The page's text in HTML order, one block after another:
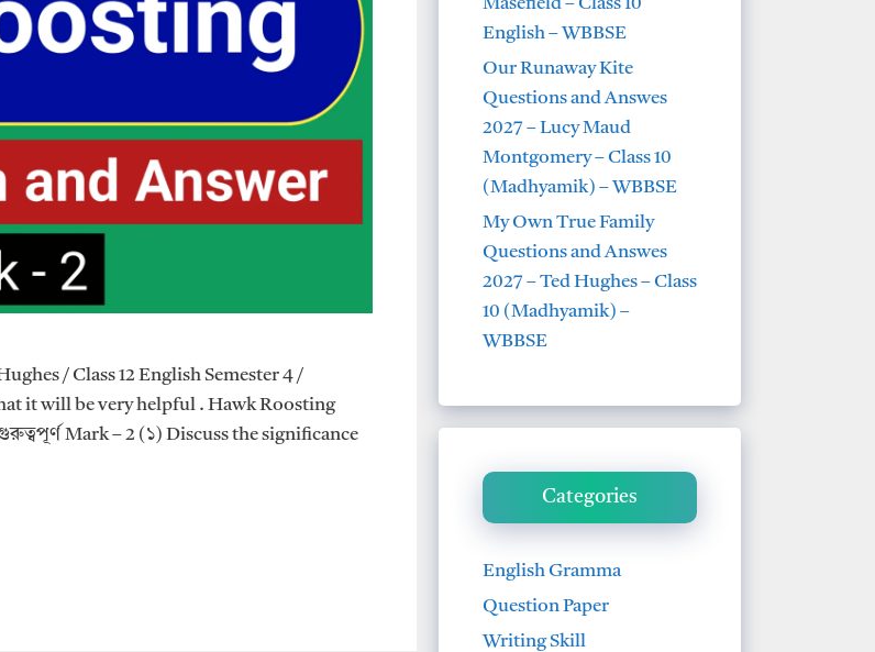
/ Class 12 English Semester 4 /
it will be very helpful . Hawk Roosting
Mark – 2 (১) Discuss the significance
English – WBBSE
Our Runaway Kite
Questions and Answes
2027 – Lucy Maud
Montgomery – Class 10
(Madhyamik) – WBBSE
My Own True Family
Questions and Answes
2027 – Ted Hughes – Class
10 (Madhyamik) –
WBBSE
Categories
English Gramma
Question Paper
Writing Skill